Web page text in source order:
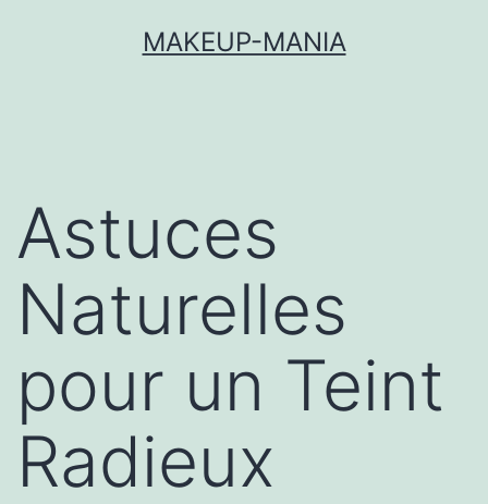
MAKEUP-MANIA
Astuces
Naturelles
pour un Teint
Radieux